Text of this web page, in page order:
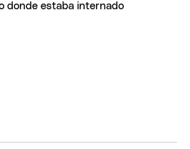
donde estaba internado